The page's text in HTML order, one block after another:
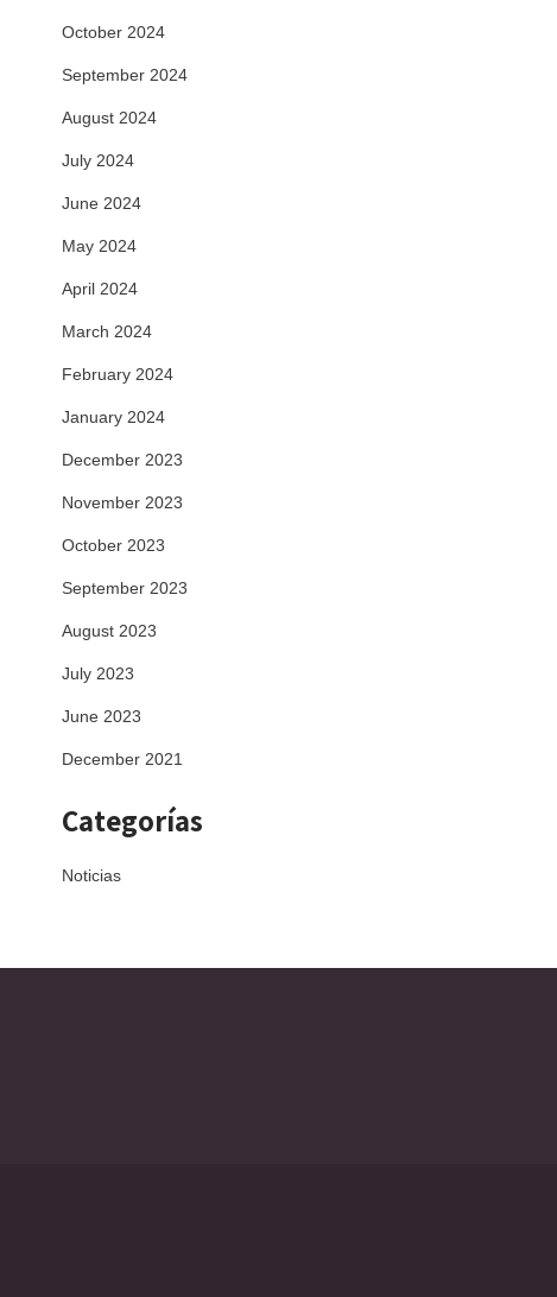
October 2024
September 2024
August 2024
July 2024
June 2024
May 2024
April 2024
March 2024
February 2024
January 2024
December 2023
November 2023
October 2023
September 2023
August 2023
July 2023
June 2023
December 2021
Categorías
Noticias